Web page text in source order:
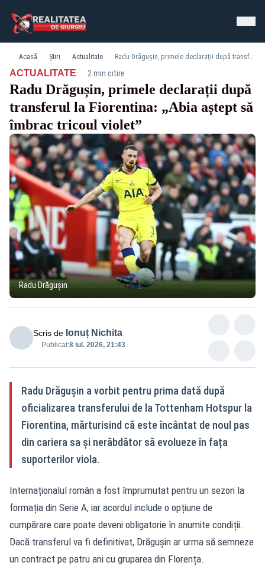
Acasă Știri Actualitate Radu Drăgușin, primele declarații după transferul la Fiorentina: „Abia aștept să îmbrac tricoul violet”
ACTUALITATE· 2 min citire
Radu Drăgușin, primele declarații după
transferul la Fiorentina: „Abia aștept să
îmbrac tricoul violet”
Radu Drăgușin
Scris de Ionuț Nichita
Publicat:8 iul. 2026, 21:43
Radu Drăgușin a vorbit pentru prima dată după
oficializarea transferului de la Tottenham Hotspur la
Fiorentina, mărturisind că este încântat de noul pas
din cariera sa și nerăbdător să evolueze în fața
suporterilor viola.
Internaționalul român a fost împrumutat pentru un sezon la
formația din Serie A, iar acordul include o opțiune de
cumpărare care poate deveni obligatorie în anumite condiții.
Dacă transferul va fi definitivat, Drăgușin ar urma să semneze
un contract pe patru ani cu gruparea din Florența.